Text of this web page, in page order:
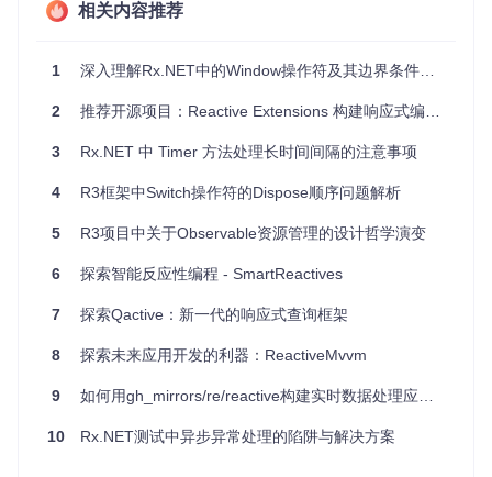
易于探索：按照章节组织的代码结构使学习曲线平滑，方便
跨平台：支持VS2015和VS2017两个版本，兼容.NET Cor
e，适用于多种操作系统环境。
：涵盖从基础操作符到高级特性的完整示例集，帮
助开发者深入学习Rx.NET的所有角落。
理解。
无论你是初识响应式编程，还是希望深化对Rx.NET的理解，
这个项目都是不可或缺的资源。立即加入，开启你的Rx.NET
之旅吧！
相关内容推荐
1 深入理解Rx.NET中的Window操作符及其边界条件处理
2 推荐开源项目：Reactive Extensions 构建响应式编程未来
3 Rx.NET 中 Timer 方法处理长时间间隔的注意事项
4 R3框架中Switch操作符的Dispose顺序问题解析
5 R3项目中关于Observable资源管理的设计哲学演变
6 探索智能反应性编程 - SmartReactives
7 探索Qactive：新一代的响应式查询框架
8 探索未来应用开发的利器：ReactiveMvvm
9 如何用gh_mirrors/re/reactive构建实时数据处理应用：终极指南
10 Rx.NET测试中异步异常处理的陷阱与解决方案